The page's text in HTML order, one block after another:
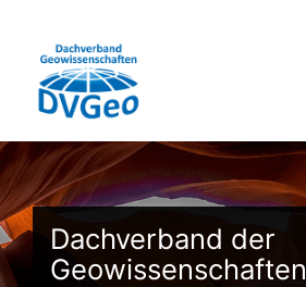
Dachverband der
Geowissenschaften